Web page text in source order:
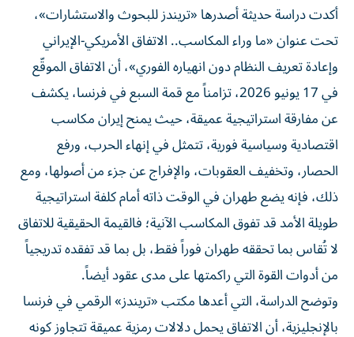
أكدت دراسة حديثة أصدرها «تريندز للبحوث والاستشارات»،
تحت عنوان «ما وراء المكاسب.. الاتفاق الأمريكي-الإيراني
وإعادة تعريف النظام دون انهياره الفوري»، أن الاتفاق الموقّع
في 17 يونيو 2026، تزامناً مع قمة السبع في فرنسا، يكشف
عن مفارقة استراتيجية عميقة، حيث يمنح إيران مكاسب
اقتصادية وسياسية فورية، تتمثل في إنهاء الحرب، ورفع
الحصار، وتخفيف العقوبات، والإفراج عن جزء من أصولها، ومع
ذلك، فإنه يضع طهران في الوقت ذاته أمام كلفة استراتيجية
طويلة الأمد قد تفوق المكاسب الآنية؛ فالقيمة الحقيقية للاتفاق
لا تُقاس بما تحققه طهران فوراً فقط، بل بما قد تفقده تدريجياً
من أدوات القوة التي راكمتها على مدى عقود أيضاً.
وتوضح الدراسة، التي أعدها مكتب «تريندز» الرقمي في فرنسا
بالإنجليزية، أن الاتفاق يحمل دلالات رمزية عميقة تتجاوز كونه